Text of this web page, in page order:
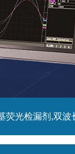
荧光检漏剂,双